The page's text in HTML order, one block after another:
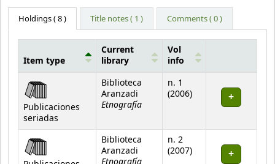
Holdings( 8 ) Title notes ( 1 ) Comments ( 0 )
Holdings
Item type
Current
library
Vol
info
Publicaciones
seriadas
Biblioteca
Aranzadi
Etnografía
n. 1
(2006)
Biblioteca
Aranzadi
n. 2
(2007)